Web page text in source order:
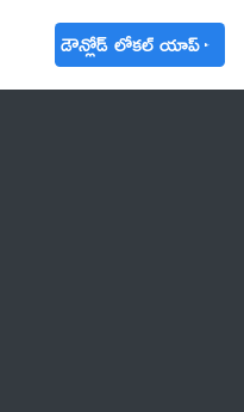
డౌన్లోడ్ లోకల్ యాప్